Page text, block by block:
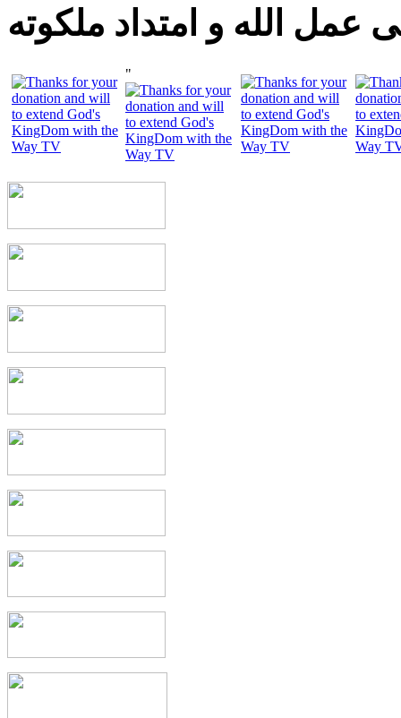
عمل الله و امتداد ملكوته
"